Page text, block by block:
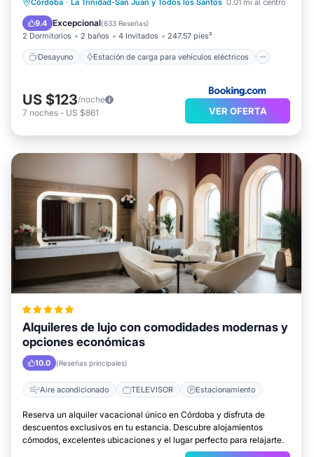
Córdoba · La Trinidad-San Juan y Todos los Santos 0.01 mi al centro
9.4 Excepcional(633 Reseñas)
2 Dormitorios 2 baños 4 Invitados 247.57 pies²
Desayuno Estación de carga para vehículos eléctricos
Aparcamiento
US $123/noche
7 noches - US $861 VER OFERTA
Alquileres de lujo con comodidades modernas y
opciones económicas
10.0 (Reseñas principales)
Aire acondicionado TELEVISOR Estacionamiento
Reserva un alquiler vacacional único en Córdoba y disfruta de
descuentos exclusivos en tu estancia. Descubre alojamientos
cómodos, excelentes ubicaciones y el lugar perfecto para relajarte.